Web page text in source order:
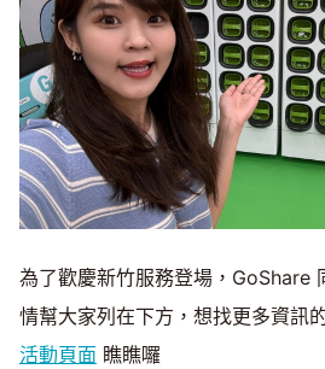
為了歡慶新竹服務登場，GoShare
情幫大家列在下方，想找更多資訊
活動頁面 瞧瞧囉